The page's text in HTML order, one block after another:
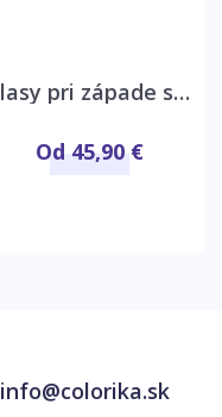
Klasy pri západe slnka
Od 45,90 €
info@colorika.sk